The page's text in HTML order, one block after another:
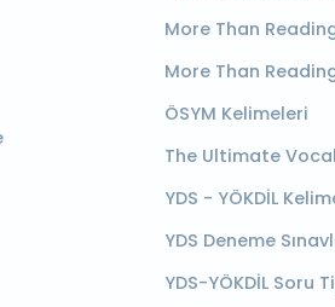
More Than
More Than
ÖSYM Kelimeleri
The Ultimate
YDS - YÖKDİL
YDS Deneme
YDS-YÖKDİL Soru